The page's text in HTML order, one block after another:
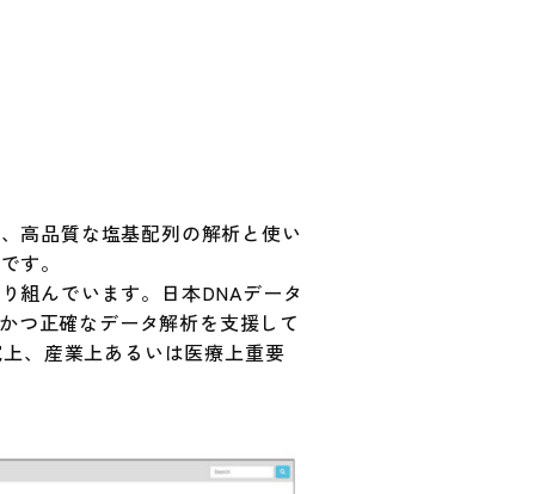
高品質な塩基配列の解析と使い
す。
組んでいます。日本DNAデータ
つ正確なデータ解析を支援して
、産業上あるいは医療上重要